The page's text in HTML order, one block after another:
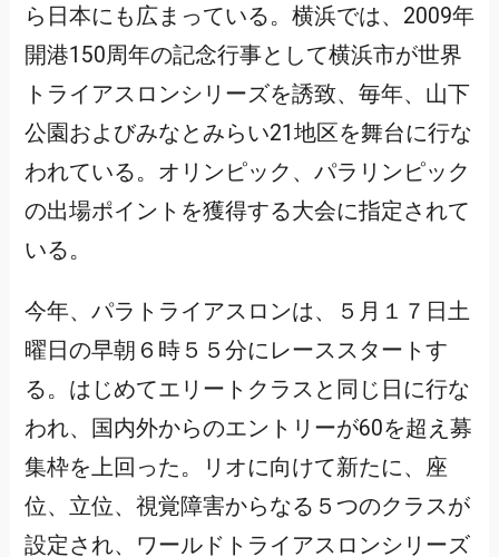
ら日本にも広まっている。横浜では、2009年
開港150周年の記念行事として横浜市が世界
トライアスロンシリーズを誘致、毎年、山下
公園およびみなとみらい21地区を舞台に行な
われている。オリンピック、パラリンピック
の出場ポイントを獲得する大会に指定されて
いる。
今年、パラトライアスロンは、５月１７日土
曜日の早朝６時５５分にレーススタートす
る。はじめてエリートクラスと同じ日に行な
われ、国内外からのエントリーが60を超え募
集枠を上回った。リオに向けて新たに、座
位、立位、視覚障害からなる５つのクラスが
設定され、ワールドトライアスロンシリーズ